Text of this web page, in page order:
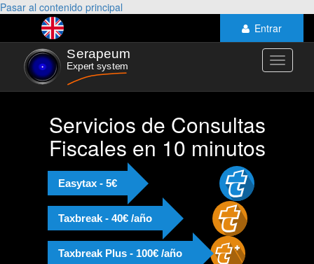
Pasar al contenido principal
Entrar
Toggle
Servicios de Consultas
Fiscales en 10 minutos
Easytax - 5€
Taxbreak - 40€ /año
Taxbreak Plus - 100€ /año